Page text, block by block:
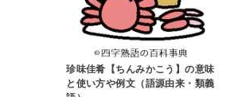
珍味佳肴【ちんみかこう】の意味
と使い方や例文（語源由来・類義